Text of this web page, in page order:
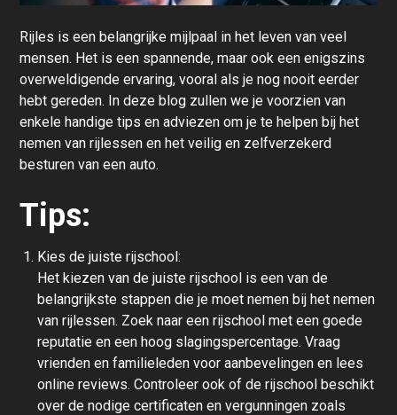
Rijles is een belangrijke mijlpaal in het leven van veel
mensen. Het is een spannende, maar ook een enigszins
overweldigende ervaring, vooral als je nog nooit eerder
hebt gereden. In deze blog zullen we je voorzien van
enkele handige tips en adviezen om je te helpen bij het
nemen van rijlessen en het veilig en zelfverzekerd
besturen van een auto.
Tips:
Kies de juiste rijschool:
Het kiezen van de juiste rijschool is een van de
belangrijkste stappen die je moet nemen bij het nemen
van rijlessen. Zoek naar een rijschool met een goede
reputatie en een hoog slagingspercentage. Vraag
vrienden en familieleden voor aanbevelingen en lees
online reviews. Controleer ook of de rijschool beschikt
over de nodige certificaten en vergunningen zoals